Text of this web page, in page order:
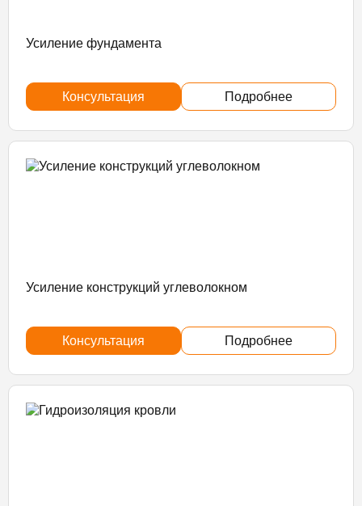
Усиление фундамента
Консультация Подробнее
Усиление конструкций углеволокном
Консультация Подробнее